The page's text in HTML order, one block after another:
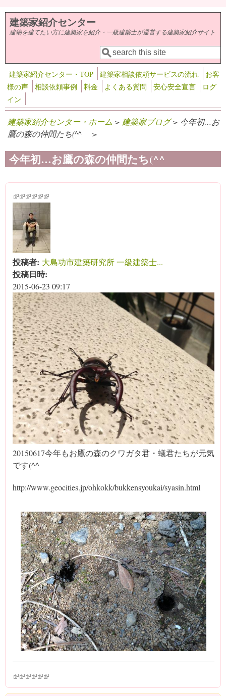
メインコンテンツに移動
建築家紹介センター
建物を建てたい方に建築家を紹介・一級建築士が運営する建築家紹介サイト
検索フォーム
検索
建築家紹介センター・TOP 建築家相談依頼サービスの流れ
お客
様の声
相談依頼事例 料金 よくある質問 安心安全宣言
ログ
イン
建築家紹介センター・ホーム > 建築家ブログ> 今年初…お
鷹の森の仲間たち(^^ゞ >
今年初…お鷹の森の仲間たち(^^ゞ
(link is external)
(link is external)
(link is external)
(link is external)
(link is external)
(link is external)
投稿者: 大島功市建築研究所 一級建築士...
投稿日時:
2015-06-23 09:17
20150617今年もお鷹の森のクワガタ君・蟻君たちが元気
です(^^ゞ
http://www.geocities.jp/ohkokk/bukkensyoukai/syasin.html
(link is external)
(link is external)
(link is external)
(link is external)
(link is external)
(link is external)